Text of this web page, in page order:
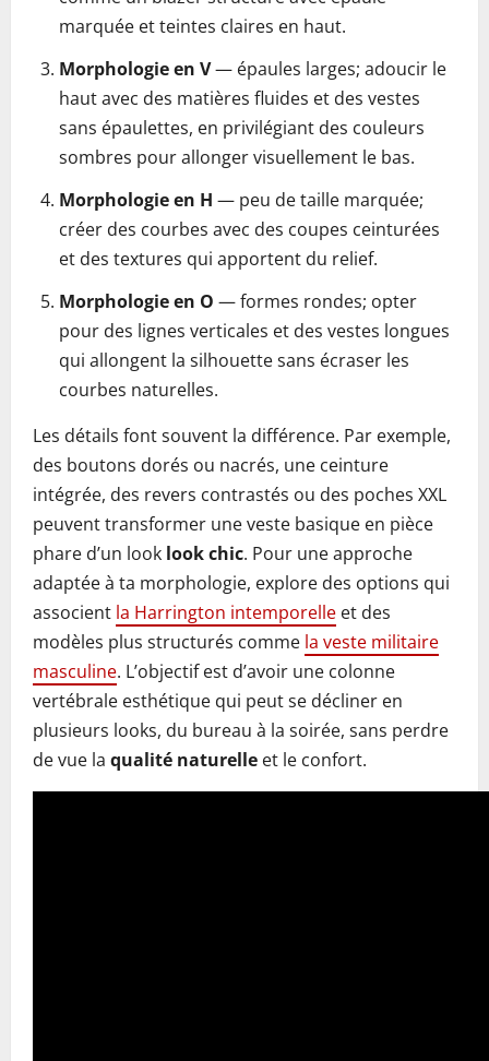
marquée et teintes claires en haut.
Morphologie en V— épaules larges; adoucir le
haut avec des matières fluides et des vestes
sans épaulettes, en privilégiant des couleurs
sombres pour allonger visuellement le bas.
Morphologie en H — peu de taille marquée;
créer des courbes avec des coupes ceinturées
et des textures qui apportent du relief.
Morphologie en O — formes rondes; opter
pour des lignes verticales et des vestes longues
qui allongent la silhouette sans écraser les
courbes naturelles.
Les détails font souvent la différence. Par exemple,
des boutons dorés ou nacrés, une ceinture
intégrée, des revers contrastés ou des poches XXL
peuvent transformer une veste basique en pièce
phare d’un look look chic. Pour une approche
adaptée à ta morphologie, explore des options qui
associent la Harrington intemporelle et des
modèles plus structurés comme la veste militaire
masculine. L’objectif est d’avoir une colonne
vertébrale esthétique qui peut se décliner en
plusieurs looks, du bureau à la soirée, sans perdre
de vue la qualité naturelle et le confort.